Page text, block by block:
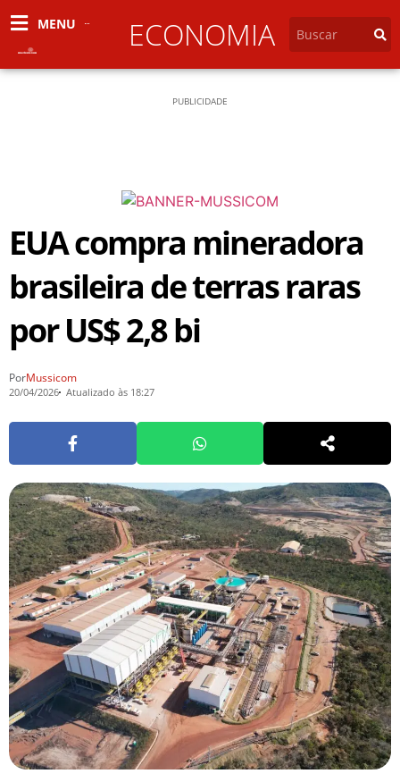
MENU ECONOMIA
PUBLICIDADE
EUA compra mineradora
brasileira de terras raras
por US$ 2,8 bi
PorMussicom
20/04/2026 Atualizado às 18:27